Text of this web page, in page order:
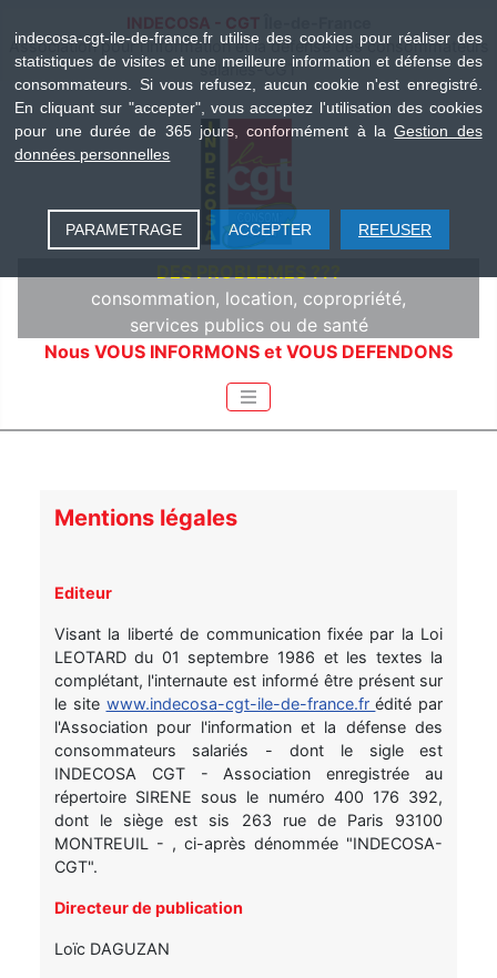
Association pour l'information et la défense des consommateurs
salariés-CGT
indecosa-cgt-ile-de-france.fr utilise des cookies pour réaliser des
statistiques de visites et une meilleure information et défense des
consommateurs. Si vous refusez, aucun cookie n'est enregistré.
En cliquant sur "accepter", vous acceptez l'utilisation des cookies
pour une durée de 365 jours, conformément à laGestion des
données personnelles
PARAMETRAGE ACCEPTER REFUSER
DES PROBLEMES ???
consommation, location, copropriété,
services publics ou de santé
Nous VOUS INFORMONS et VOUS DEFENDONS
Mentions légales
Editeur
Visant la liberté de communication fixée par la Loi
LEOTARD du 01 septembre 1986 et les textes la
complétant, l'internaute est informé être présent sur
le site www.indecosa-cgt-ile-de-france.frédité par
l'Association pour l'information et la défense des
consommateurs salariés - dont le sigle est
INDECOSA CGT - Association enregistrée au
répertoire SIRENE sous le numéro 400 176 392,
dont le siège est sis 263 rue de Paris 93100
MONTREUIL - , ci-après dénommée "INDECOSA-
CGT".
Directeur de publication
Loïc DAGUZAN